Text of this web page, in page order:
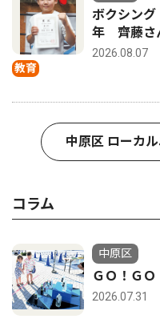
教育
ボクシン
年 齊藤さ
2026.08.07
中原区 ローカ
コラム
中原区
ＧＯ！Ｇ
2026.07.31